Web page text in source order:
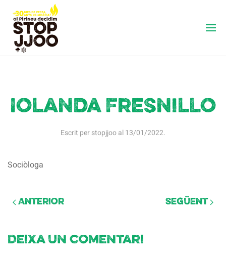
Iolanda Fresnillo
Escrit perstopjjooal13/01/2022.
Sociòloga
Anterior Següent
Deixa un comentari